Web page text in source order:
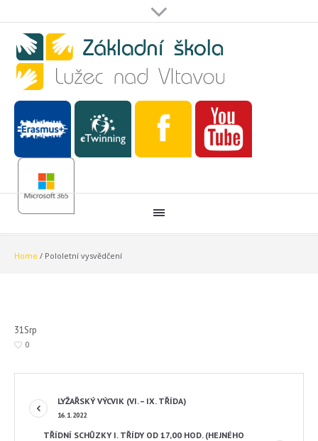
Home / Pololetní vysvědčení
31Srp
0
LYŽAŘSKÝ VÝCVIK (VI. – IX. TŘÍDA)
16.1.2022
TŘÍDNÍ SCHŮZKY I. TŘÍDY OD 17,00 HOD. (HEJNÉHO